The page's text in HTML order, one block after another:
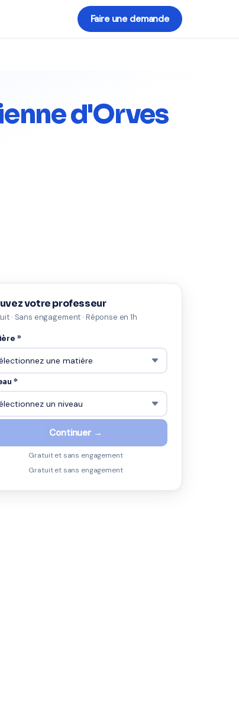
Faire une demande
d'Orves
votre professeur
· Sans engagement · Réponse en 1h
*
*
Continuer →
Gratuit et sans engagement
Gratuit et sans engagement